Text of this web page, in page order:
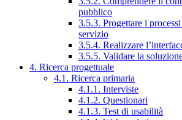
pubblico
3.5.3. Progettare i
servizio
3.5.4. Realizzare
3.5.5. Validare la
4. Ricerca progettuale
4.1. Ricerca primaria
4.1.1. Interviste
4.1.2. Questionari
4.1.3. Test di usabilità